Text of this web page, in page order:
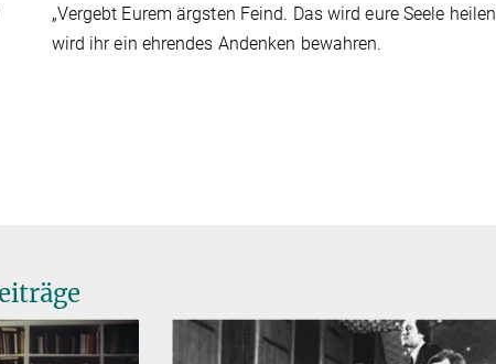
„Vergebt Eurem ärgsten Feind. Das wird eure Seele
wird ihr ein ehrendes Andenken bewahren.